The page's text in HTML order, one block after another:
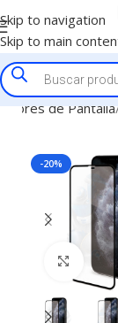
Skip to navigation
Skip to main
de Pantalla
-20%